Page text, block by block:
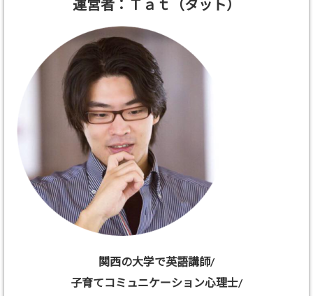
運営者：Ｔａｔ（タット）
関西の大学で英語講師/
子育てコミュニケーション心理士/